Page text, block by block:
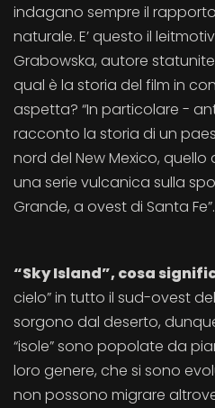
indagano sempre il
naturale. E’ questo il
Grabowska, autore
qual è la storia del film in
aspetta? “In particolare -
racconto la storia di un
nord del New Mexico,
una serie vulcanica sulla
Grande, a ovest di Santa Fe”.
“Sky Island”, cosa
cielo” in tutto il sud-ovest
sorgono dal deserto,
“isole” sono popolate da
loro genere, che si sono
non possono migrare